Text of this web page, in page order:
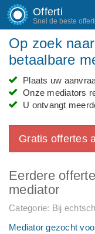
Offerti
Snel de beste
Op zoek
betaalbare
Plaats uw
Onze mediators
U ontvangt
Gratis offertes
Eerdere
mediator
Categorie: Bij
Mediator gezocht